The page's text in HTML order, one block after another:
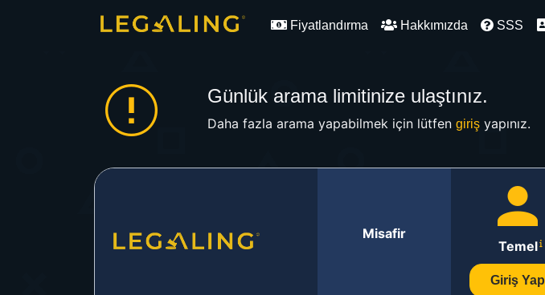
Fiyatlandırma Hakkımızda SSS
Günlük arama limitinize ulaştınız.
Daha fazla arama yapabilmek için lütfen girişyapınız.
Misafir
Temel
Giriş Yap